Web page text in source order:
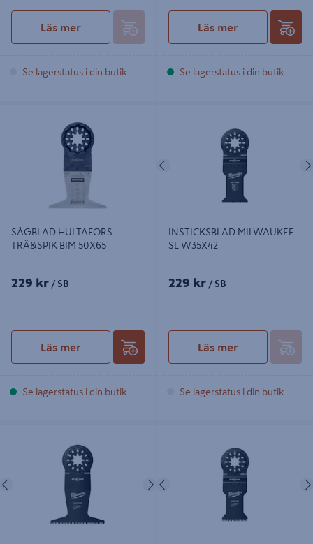
Läs mer
Se lagerstatus i din butik
Läs mer
Se lagerstatus i din butik
SÅGBLAD HULTAFORS
TRÄ&SPIK BIM 50X65
229 kr / SB
Läs mer
Se lagerstatus i din butik
Föregående
INSTICKSBLAD MILWAUKEE
SL W35X42
229 kr / SB
Läs mer
Se lagerstatus i din butik
NästaFöregående